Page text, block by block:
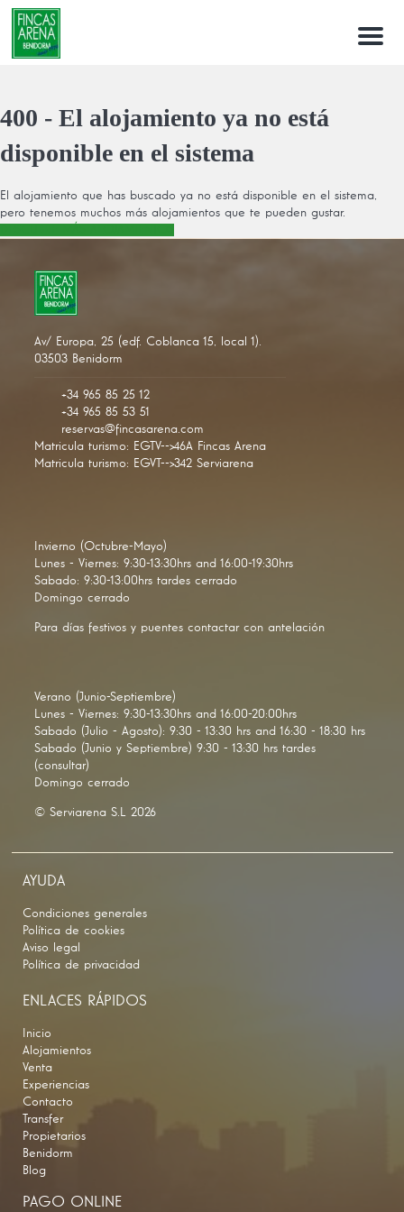
Menu
400 - El alojamiento ya no está
disponible en el sistema
El alojamiento que has buscado ya no está disponible en el sistema,
pero tenemos muchos más alojamientos que te pueden gustar.
Av/ Europa, 25 (edf. Coblanca 15, local 1).
03503 Benidorm
+34 965 85 25 12
+34 965 85 53 51
reservas@fincasarena.com
Matricula turismo: EGTV-->46A Fincas Arena
Matricula turismo: EGVT-->342 Serviarena
Invierno (Octubre-Mayo)
Lunes - Viernes: 9:30-13:30hrs and 16:00-19:30hrs
Sabado: 9:30-13:00hrs tardes cerrado
Domingo cerrado
Para días festivos y puentes contactar con antelación
Verano (Junio-Septiembre)
Lunes - Viernes: 9:30-13:30hrs and 16:00-20:00hrs
Sabado (Julio - Agosto): 9:30 - 13:30 hrs and 16:30 - 18:30 hrs
Sabado (Junio y Septiembre) 9:30 - 13:30 hrs tardes
(consultar)
Domingo cerrado
© Serviarena S.L 2026
AYUDA
Condiciones generales
Política de cookies
Aviso legal
Política de privacidad
ENLACES RÁPIDOS
Inicio
Alojamientos
Venta
Experiencias
Contacto
Transfer
Propietarios
Benidorm
Blog
PAGO ONLINE